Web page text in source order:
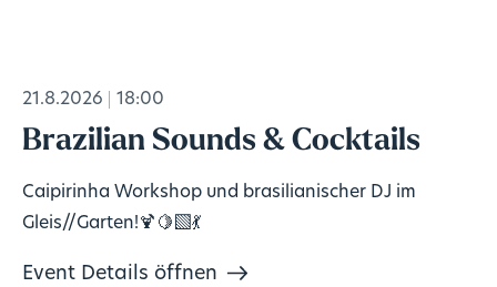
21.8.2026 18:00
Brazilian Sounds & Cocktails
Caipirinha Workshop und brasilianischer DJ im
Gleis//Garten!🍹🍋‍🟩💃
Event Details öffnen